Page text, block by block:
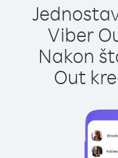
Viber
Nakon
Out